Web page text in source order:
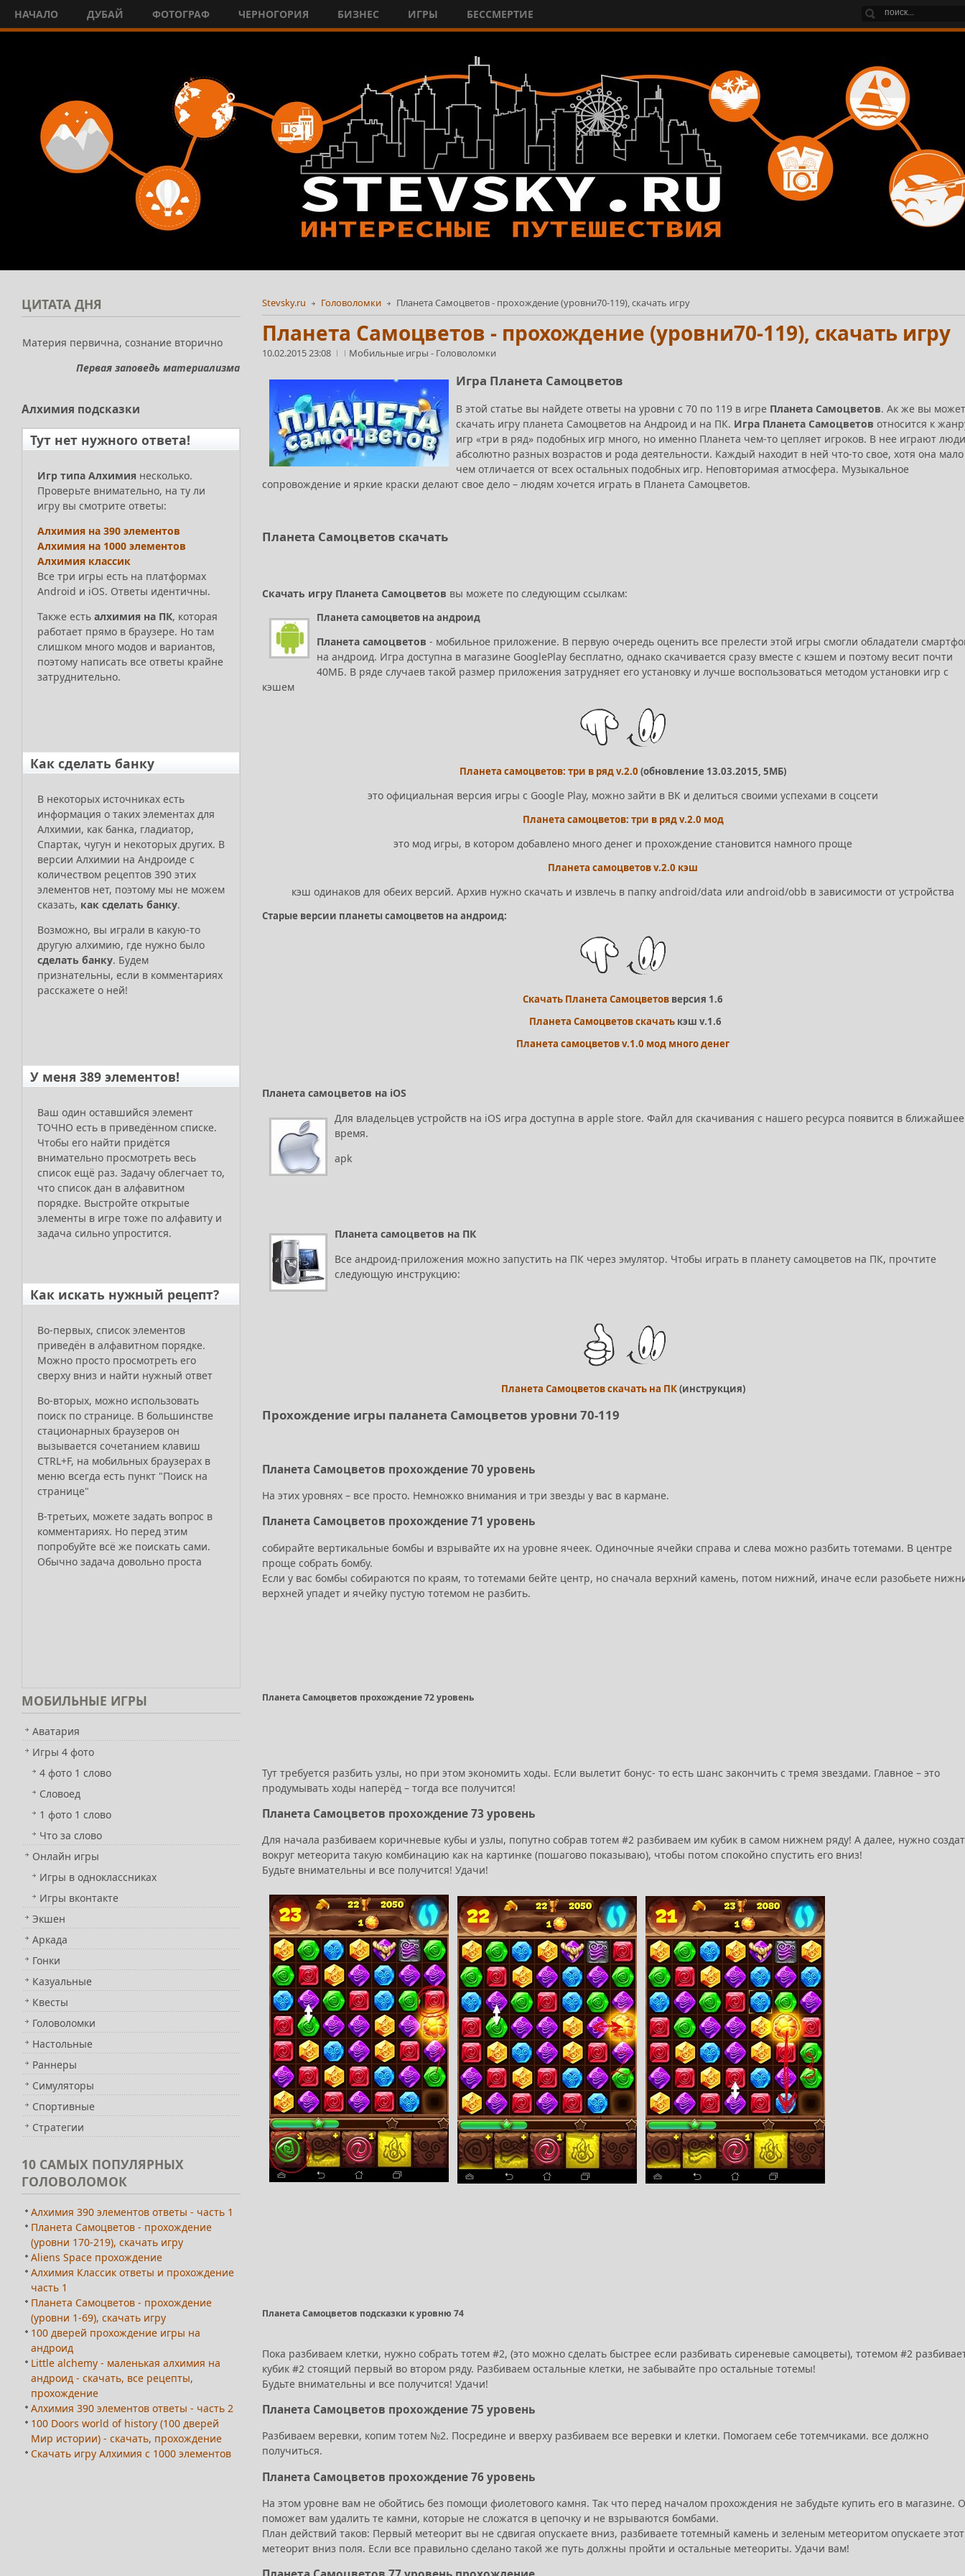
НАЧАЛО ДУБАЙ ФОТОГРАФ ЧЕРНОГОРИЯ БИЗНЕС ИГРЫ БЕССМЕРТИЕ
Stevsky.ru Головоломки Планета Самоцветов - прохождение (уровни70-119), скачать игру
Планета Самоцветов - прохождение (уровни70-119), скачать игру
10.02.2015 23:08 Мобильные игры - Головоломки
Игра Планета Самоцветов
В этой статье вы найдете ответы на уровни с 70 по 119 в игре Планета Самоцветов. Ак же вы
скачать игру планета Самоцветов на Андроид и на ПК. Игра Планета Самоцветов относится к
игр «три в ряд» подобных игр много, но именно Планета чем-то цепляет игроков. В нее играют люди
абсолютно разных возрастов и рода деятельности. Каждый находит в ней что-то свое, хотя она мало
чем отличается от всех остальных подобных игр. Неповторимая атмосфера. Музыкальное
сопровождение и яркие краски делают свое дело – людям хочется играть в Планета Самоцветов.
Планета Самоцветов скачать
Скачать игру Планета Самоцветов вы можете по следующим ссылкам:
Планета самоцветов на андроид
Планета самоцветов - мобильное приложение. В первую очередь оценить все прелести этой игры смогли обладатели
на андроид. Игра доступна в магазине GooglePlay бесплатно, однако скачивается сразу вместе с кэшем и поэтому весит почти
40МБ. В ряде случаев такой размер приложения затрудняет его установку и лучше воспользоваться методом установки игр с
кэшем
Планета самоцветов: три в ряд v.2.0 (обновление 13.03.2015, 5МБ)
это официальная версия игры с Google Play, можно зайти в ВК и делиться своими успехами в соцсети
Планета самоцветов: три в ряд v.2.0 мод
это мод игры, в котором добавлено много денег и прохождение становится намного проще
Планета самоцветов v.2.0 кэш
кэш одинаков для обеих версий. Архив нужно скачать и извлечь в папку android/data или android/obb в зависимости от устройства
Старые версии планеты самоцветов на андроид:
Скачать Планета Самоцветов версия 1.6
Планета Самоцветов скачатькэш v.1.6
Планета самоцветов v.1.0 мод много денег
Планета самоцветов на iOS
Для владельцев устройств на iOS игра доступна в apple store. Файл для скачивания с нашего ресурса появится в ближайшее
время.
apk
Планета самоцветов на ПК
Все андроид-приложения можно запустить на ПК через эмулятор. Чтобы играть в планету самоцветов на ПК, прочтите
следующую инструкцию:
Планета Самоцветов скачать на ПК(инструкция)
Прохождение игры паланета Самоцветов уровни 70-119
Планета Самоцветов прохождение 70 уровень
На этих уровнях – все просто. Немножко внимания и три звезды у вас в кармане.
Планета Самоцветов прохождение 71 уровень
собирайте вертикальные бомбы и взрывайте их на уровне ячеек. Одиночные ячейки справа и слева можно разбить тотемами. В центре
проще собрать бомбу.
Если у вас бомбы собираются по краям, то тотемами бейте центр, но сначала верхний камень, потом нижний, иначе если разобьете
верхней упадет и ячейку пустую тотемом не разбить.
Планета Самоцветов прохождение 72 уровень
Тут требуется разбить узлы, но при этом экономить ходы. Если вылетит бонус- то есть шанс закончить с тремя звездами. Главное – это
продумывать ходы наперёд – тогда все получится!
Планета Самоцветов прохождение 73 уровень
Для начала разбиваем коричневые кубы и узлы, попутно собрав тотем #2 разбиваем им кубик в самом нижнем ряду! А далее, нужно
вокруг метеорита такую комбинацию как на картинке (пошагово показываю), чтобы потом спокойно спустить его вниз!
Будьте внимательны и все получится! Удачи!
Планета Самоцветов подсказки к уровню 74
Пока разбиваем клетки, нужно собрать тотем #2, (это можно сделать быстрее если разбивать сиреневые самоцветы), тотемом #2
кубик #2 стоящий первый во втором ряду. Разбиваем остальные клетки, не забывайте про остальные тотемы!
Будьте внимательны и все получится! Удачи!
Планета Самоцветов прохождение 75 уровень
Разбиваем веревки, копим тотем №2. Посредине и вверху разбиваем все веревки и клетки. Помогаем себе тотемчиками. все должно
получиться.
Планета Самоцветов прохождение 76 уровень
На этом уровне вам не обойтись без помощи фиолетового камня. Так что перед началом прохождения не забудьте купить его в магазине.
поможет вам удалить те камни, которые не сложатся в цепочку и не взрываются бомбами.
План действий таков: Первый метеорит вы не сдвигая опускаете вниз, разбиваете тотемный камень и зеленым метеоритом опускаете этот
метеорит вниз поля. Если все правильно сделано такой же путь должны пройти и остальные метеориты. Удачи вам!
ЦИТАТА ДНЯ
Материя первична, сознание вторично
Первая заповедь материализма
Алхимия подсказки
Тут нет нужного ответа!
Игр типа Алхимия несколько.
Проверьте внимательно, на ту ли
игру вы смотрите ответы:
Алхимия на 390 элементов
Алхимия на 1000 элементов
Алхимия классик
Все три игры есть на платформах
Android и iOS. Ответы идентичны.
Также есть алхимия на ПК, которая
работает прямо в браузере. Но там
слишком много модов и вариантов,
поэтому написать все ответы крайне
затруднительно.
Как сделать банку
В некоторых источниках есть
информация о таких элементах для
Алхимии, как банка, гладиатор,
Спартак, чугун и некоторых других. В
версии Алхимии на Андроиде с
количеством рецептов 390 этих
элементов нет, поэтому мы не можем
сказать, как сделать банку.
Возможно, вы играли в какую-то
другую алхимию, где нужно было
сделать банку. Будем
признательны, если в комментариях
расскажете о ней!
У меня 389 элементов!
Ваш один оставшийся элемент
ТОЧНО есть в приведённом списке.
Чтобы его найти придётся
внимательно просмотреть весь
список ещё раз. Задачу облегчает то,
что список дан в алфавитном
порядке. Выстройте открытые
элементы в игре тоже по алфавиту и
задача сильно упростится.
Как искать нужный рецепт?
Во-первых, список элементов
приведён в алфавитном порядке.
Можно просто просмотреть его
сверху вниз и найти нужный ответ
Во-вторых, можно использовать
поиск по странице. В большинстве
стационарных браузеров он
вызывается сочетанием клавиш
CTRL+F, на мобильных браузерах в
меню всегда есть пункт "Поиск на
странице"
В-третьих, можете задать вопрос в
комментариях. Но перед этим
попробуйте всё же поискать сами.
Обычно задача довольно проста
МОБИЛЬНЫЕ ИГРЫ
Аватария
Игры 4 фото
4 фото 1 слово
Словоед
1 фото 1 слово
Что за слово
Онлайн игры
Игры в одноклассниках
Игры вконтакте
Экшен
Аркада
Гонки
Казуальные
Квесты
Головоломки
Настольные
Раннеры
Симуляторы
Спортивные
Стратегии
10 САМЫХ ПОПУЛЯРНЫХ
ГОЛОВОЛОМОК
Алхимия 390 элементов ответы - часть 1
Планета Самоцветов - прохождение
(уровни 170-219), скачать игру
Aliens Space прохождение
Алхимия Классик ответы и прохождение
часть 1
Планета Самоцветов - прохождение
(уровни 1-69), скачать игру
100 дверей прохождение игры на
андроид
Little alchemy - маленькая алхимия на
андроид - скачать, все рецепты,
прохождение
Алхимия 390 элементов ответы - часть 2
100 Doors world of history (100 дверей
Мир истории) - скачать, прохождение
Скачать игру Алхимия с 1000 элементов